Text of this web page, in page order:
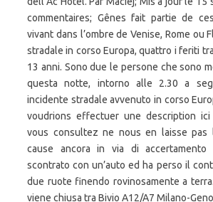
commentaires; Gênes fait partie de
vivant dans l’ombre de Venise, Rome ou
stradale in corso Europa, quattro i feriti
13 anni. Sono due le persone che sono
questa notte, intorno alle 2.30 a
incidente stradale avvenuto in corso
voudrions effectuer une description
vous consultez ne nous en laisse pas
cause ancora in via di
scontrato con un’auto ed ha perso il
due ruote finendo rovinosamente a
viene chiusa tra Bivio A12/A7 Milano-